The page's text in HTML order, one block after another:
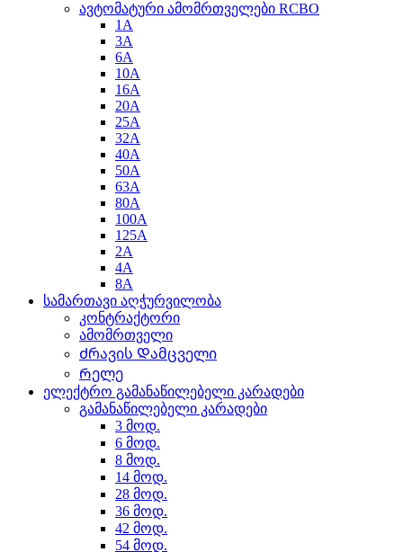
ავტომატური ამომრთველები RCBO
1A
3A
6A
10A
16A
20A
25A
32A
40A
50A
63A
80A
100A
125A
2A
4A
8A
სამართავი აღჭურვილობა
კონტრაქტორი
ამომრთველი
Ძრავის Დამცველი
Რელე
ელექტრო გამანაწილებელი კარადები
გამანაწილებელი კარადები
3 მოდ.
6 მოდ.
8 მოდ.
14 მოდ.
28 მოდ.
36 მოდ.
42 მოდ.
54 მოდ.